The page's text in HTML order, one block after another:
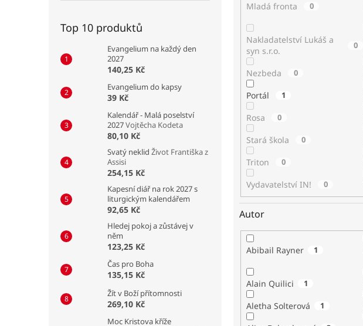
Top 10 produktů
Evangelium na každý den
2027
140,25 Kč
Evangelium do kapsy
39 Kč
Kalendář - Malá poselství
2027Vojtěcha Kodeta
80,10 Kč
Svatý neklid Život Františka z
Assisi
254,15 Kč
Kapesní diář na rok 2027 s
liturgickým kalendářem
92,65 Kč
Hledej pokoj a zůstávej v
něm
123,25 Kč
Čas pro Boha
135,15 Kč
Žít v Boží přítomnosti
269,10 Kč
Moc Kristova kříže
Mladá fronta 0
Nakladatelství Lukáš a
syn s.r.o.
0
Nezbeda 0
Portál 1
Rosa 0
Stará škola 0
Triton 0
Vydavatelství IN! 0
Autor
Abibail Rayner 1
Alain Quilici 1
Aletha Solterová 1